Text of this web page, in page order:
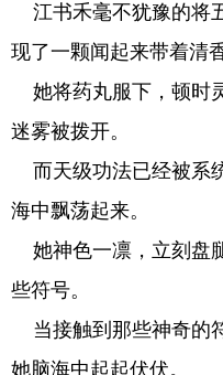
江书禾毫不犹豫的将
现了一颗闻起来带着清
她将药丸服下，顿时
迷雾被拨开。
而天级功法已经被系
海中飘荡起来。
她神色一凛，立刻盘
些符号。
当接触到那些神奇的
她脑海中起起伏伏。